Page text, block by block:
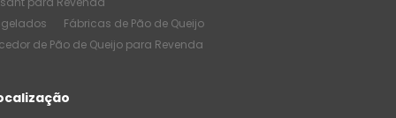
Fábricas de Pão de Queijo
de Pão de Queijo para Revenda
de Salgados Congelados